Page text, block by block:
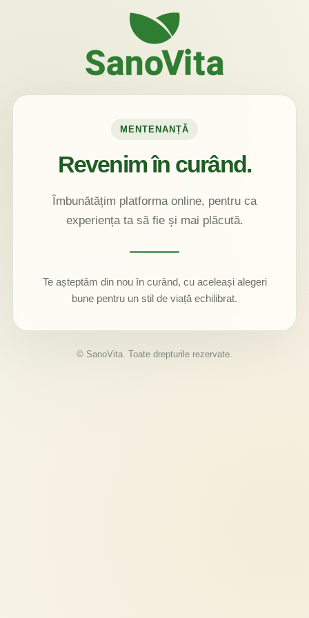
MENTENANȚĂ
Revenim în curând.
Îmbunătățim platforma online, pentru ca
experiența ta să fie și mai plăcută.
Te așteptăm din nou în curând, cu aceleași alegeri
bune pentru un stil de viață echilibrat.
© SanoVita. Toate drepturile rezervate.